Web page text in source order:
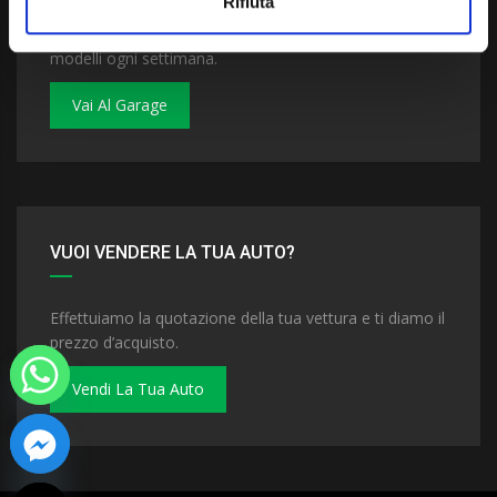
Dai un'occhiata al nostro garage. Troverai nuovi
modelli ogni settimana.
Vai Al Garage
VUOI VENDERE LA TUA AUTO?
Effettuiamo la quotazione della tua vettura e ti diamo il
prezzo d’acquisto.
Vendi La Tua Auto